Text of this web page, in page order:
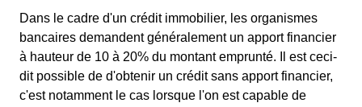
Dans le cadre d'un crédit immobilier, les organismes
bancaires demandent généralement un apport financier
à hauteur de 10 à 20% du montant emprunté. Il est ceci-
dit possible de d'obtenir un crédit sans apport financier,
c'est notamment le cas lorsque l'on est capable de